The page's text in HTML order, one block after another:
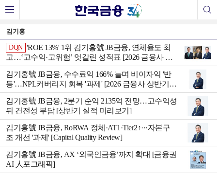
김기홍
DQN 'ROE 13%' 1위 김기홍號 JB금융, 연체율도 최
고…‘고수익·고위험’ 엇갈린 성적표 [2026 금융사 상
반기 리그테이블]
김기홍號 JB금융, 수수료익 166% 늘며 비이자익 '반
등'…NPL커버리지 회복 '과제' [2026 금융사 상반기
실적]
김기홍號 JB금융, 2분기 순익 2135억 전망…고수익성
뒤 건전성 부담 [상반기 실적 미리보기]
김기홍號 JB금융, RoRWA 정체·AT1·Tier2↑···자본구
조 개선 '과제' [Capital Quality Review]
김기홍號 JB금융, AX ‘외국인금융ʼ까지 확대 [금융권
AI 人포그래픽]